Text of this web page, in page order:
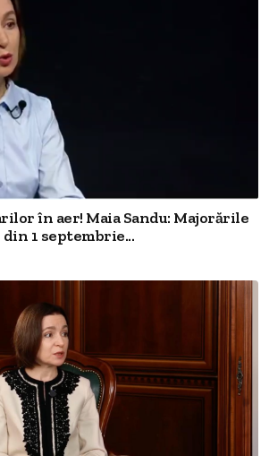
în aer! Maia Sandu: Majorările
din 1 septembrie...